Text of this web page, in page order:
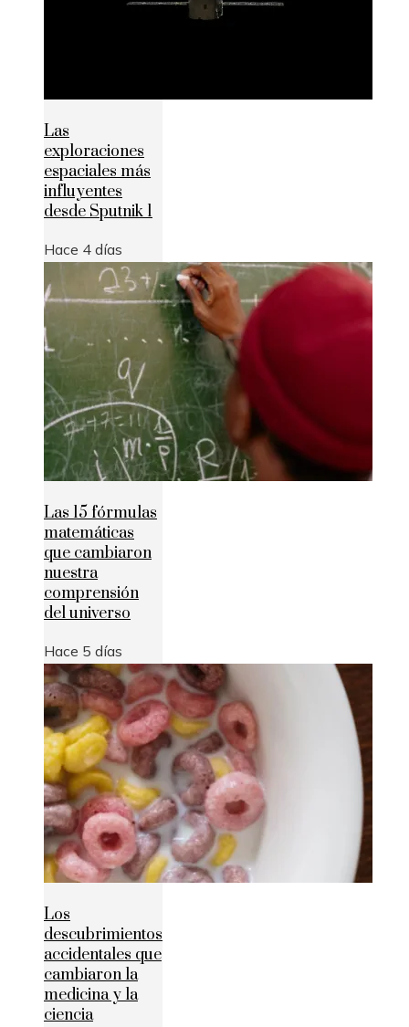
Las
exploraciones
espaciales más
influyentes
desde Sputnik 1
Hace 4 días
Las 15 fórmulas
matemáticas
que cambiaron
nuestra
comprensión
del universo
Hace 5 días
Los
descubrimientos
accidentales que
cambiaron la
medicina y la
ciencia